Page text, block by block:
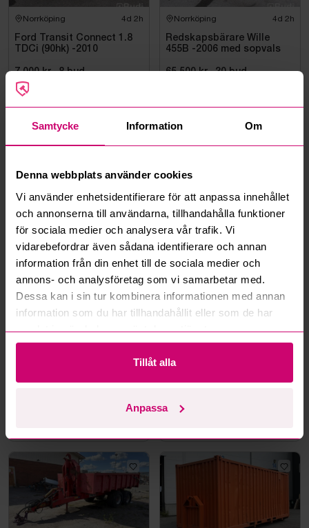
Samtycke Information Om
Denna webbplats använder cookies
Vi använder enhetsidentifierare för att anpassa innehållet
och annonserna till användarna, tillhandahålla funktioner
för sociala medier och analysera vår trafik. Vi
vidarebefordrar även sådana identifierare och annan
information från din enhet till de sociala medier och
annons- och analysföretag som vi samarbetar med.
Dessa kan i sin tur kombinera informationen med annan
information som du har tillhandahållit eller som de har
samlat in när du har använt deras tjänster.
Tillåt alla
Anpassa
Norrköping 4d 2h
Ford Transit Connect 1.8
TDCi (90hk) -2010
7 000 kr ·8 bud
Norrköping 4d 2h
Redskapsbärare Wille
455B -2006 med sopvals
65 500 kr ·30 bud
Norrköping 4d 2h
Redskapsbärare Wille
355B - 2007 med gafflar
60 500 kr ·49 bud
Norrköping 4d 2h
ATV SMC 850 -2016
(reparationsobjekt)
12 500 kr · 22 bud
Heatweed MIDSERIES
22/8, -2015